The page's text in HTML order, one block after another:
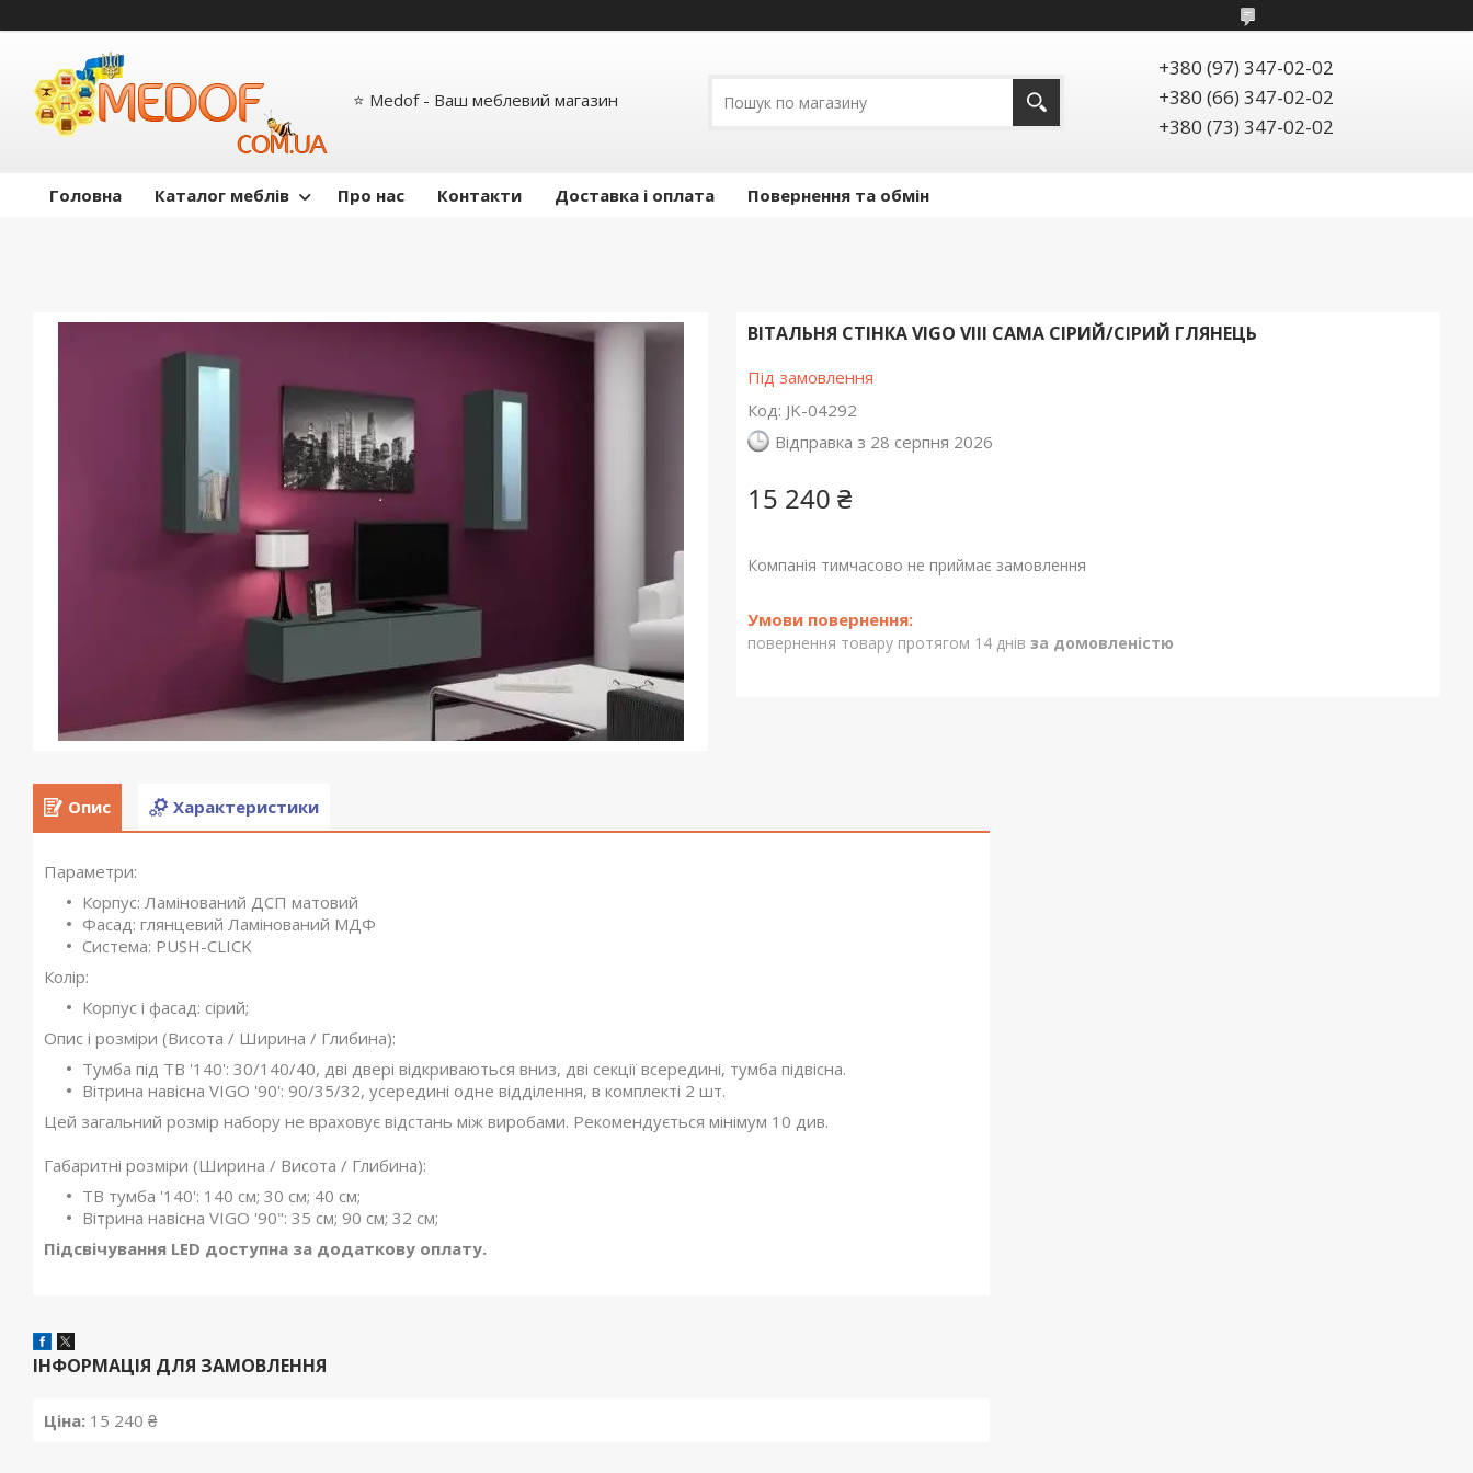
⭐ Medof - Ваш меблевий магазин
+380 (97) 347-02-02
+380 (66) 347-02-02
+380 (73) 347-02-02
Головна Каталог меблів Про нас Контакти Доставка і оплата Повернення та обмін
ВІТАЛЬНЯ СТІНКА VIGO VIII CAMA СІРИЙ/СІРИЙ ГЛЯНЕЦЬ
Під замовлення
Код: JK-04292
Відправка з 28 серпня 2026
15 240 ₴
Компанія тимчасово не приймає замовлення
повернення товару протягом 14 днів за домовленістю
Опис Характеристики
Параметри:
Корпус: Ламінований ДСП матовий
Фасад: глянцевий Ламінований МДФ
Система: PUSH-CLICK
Колір:
Корпус і фасад: сірий;
Опис і розміри (Висота / Ширина / Глибина):
Тумба під ТВ '140': 30/140/40, дві двері відкриваються вниз, дві секції всередині, тумба підвісна.
Вітрина навісна VIGO '90': 90/35/32, усередині одне відділення, в комплекті 2 шт.
Цей загальний розмір набору не враховує відстань між виробами. Рекомендується мінімум 10 див.
Габаритні розміри (Ширина / Висота / Глибина):
ТВ тумба '140': 140 см; 30 см; 40 см;
Вітрина навісна VIGO '90": 35 см; 90 см; 32 см;
Підсвічування LED доступна за додаткову оплату.
ІНФОРМАЦІЯ ДЛЯ ЗАМОВЛЕННЯ
Ціна: 15 240 ₴